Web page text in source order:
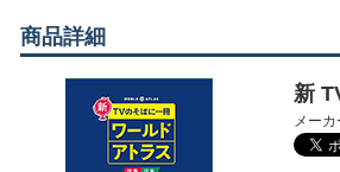
商品詳細
新
メー